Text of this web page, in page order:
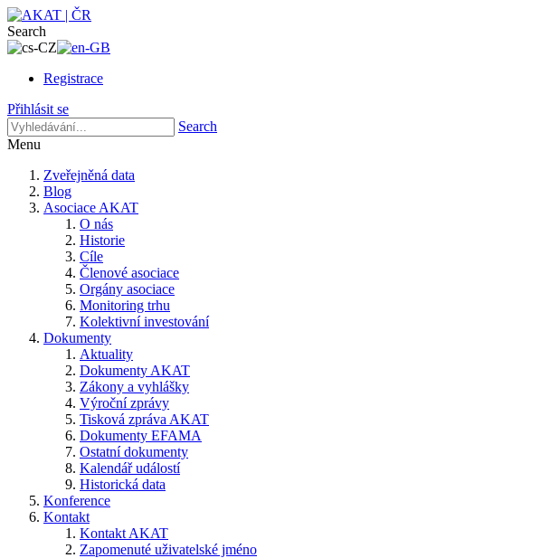
Search
Registrace
Přihlásit se
Search
Menu
Zveřejněná data
Blog
Asociace AKAT
O nás
Historie
Cíle
Členové asociace
Orgány asociace
Monitoring trhu
Kolektivní investování
Dokumenty
Aktuality
Dokumenty AKAT
Zákony a vyhlášky
Výroční zprávy
Tisková zpráva AKAT
Dokumenty EFAMA
Ostatní dokumenty
Kalendář událostí
Historická data
Konference
Kontakt
Kontakt AKAT
Zapomenuté uživatelské jméno